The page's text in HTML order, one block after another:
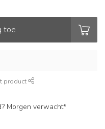
toe
product
Morgen verwacht*